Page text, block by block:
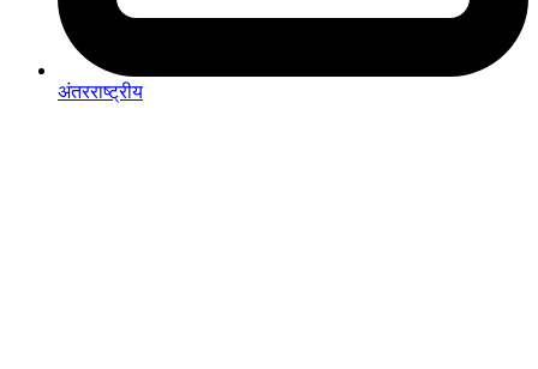
अंतरराष्ट्रीय